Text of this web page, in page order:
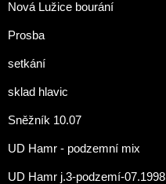
Nová Lužice bourání
Prosba
setkání
sklad hlavic
Sněžník 10.07
UD Hamr - podzemní mix
UD Hamr j.3-podzemí-07.1998